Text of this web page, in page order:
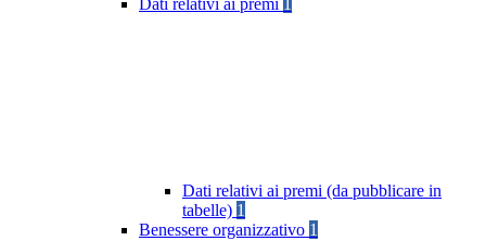
Dati relativi ai premi
Dati relativi ai premi (da pubblicare in
tabelle) 1
Benessere organizzativo 1